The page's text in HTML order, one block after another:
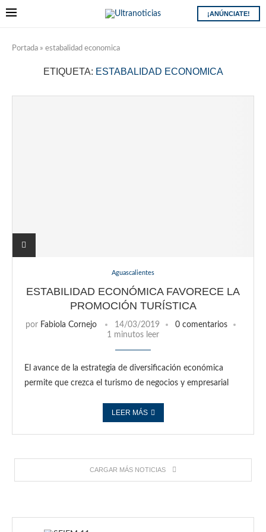
¡ANÚNCIATE!
Portada » estabalidad economica
ETIQUETA: ESTABALIDAD ECONOMICA
Aguascalientes
ESTABILIDAD ECONÓMICA FAVORECE LA
PROMOCIÓN TURÍSTICA
por Fabiola Cornejo 14/03/2019
0 comentarios
1 minutos leer
El avance de la estrategia de diversificación económica
permite que crezca el turismo de negocios y empresarial
LEER MÁS
CARGAR MÁS NOTICIAS